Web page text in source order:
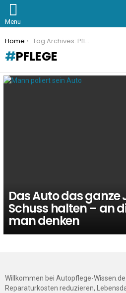
Menu
You are here:
Home Tag Archives: Pflege
PFLEGE
LATEST
Das Auto das ganze
Schuss halten – an
man denken
Willkommen bei Autopflege-Wissen.de
Reparaturkosten reduzieren,